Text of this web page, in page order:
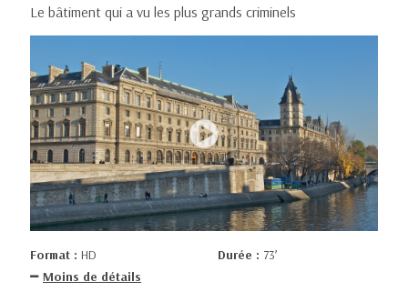
Le bâtiment qui a vu les plus grands criminels
Format : HD Durée : 73’
Moins de détails